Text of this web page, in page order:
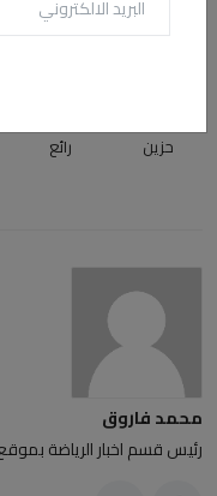
اعجبني لا يعجبني
حزين رائع
محمد فاروق
رئيس قسم اخبار الرياضة